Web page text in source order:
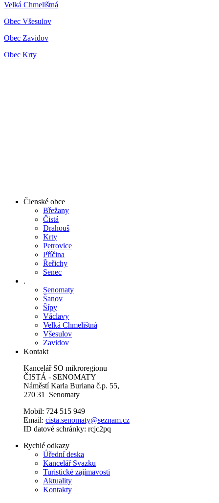
Velká Chmelištná
Obec Všesulov
Obec Zavidov
Obec Krty
Členské obce
Břežany
Čistá
Drahouš
Krty
Petrovice
Příčina
Řeřichy
Senec
.
Senomaty
Šanov
Šípy
Václavy
Velká Chmelištná
Všesulov
Zavidov
Kontakt
Kancelář SO mikroregionu
ČISTÁ - SENOMATY
Náměstí Karla Buriana č.p. 55,
270 31 Senomaty
Mobil: 724 515 949
Email: cista.senomaty@seznam.cz
ID datové schránky: rcjc2pq
Rychlé odkazy
Úřední deska
Kancelář Svazku
Turistické zajímavosti
Aktuality
Kontakty